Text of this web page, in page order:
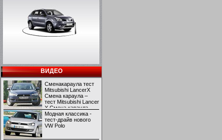
ВИДЕО
Сменакараула тест
Mitsubishi LancerX
Смена караула –
тест Mitsubishi Lancer
X Смена караула –
тест Mitsubishi Lancer
X
Модная классика -
тест-драйв нового
VW Polo